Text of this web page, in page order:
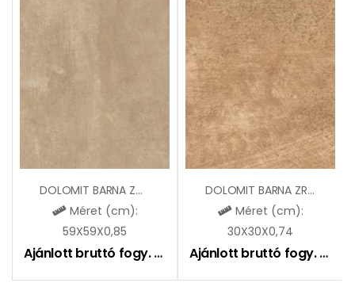
DOLOMIT BARNA ZGD61002
Méret (cm):
59X59X0,85
Ajánlott bruttó fogy. ár: 6995Ft
DOLOMIT BARNA ZRG32002
Méret (cm):
30X30X0,74
Ajánlott bruttó fogy. ár: